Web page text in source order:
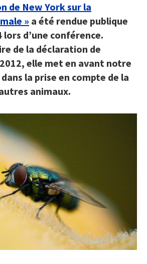
de New York sur la
» a été rendue publique
lors d’une conférence.
de la déclaration de
elle met en avant notre
la prise en compte de la
animaux.